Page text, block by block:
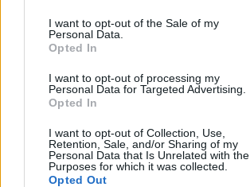
I want to opt-out of the Sale of my
Personal Data.
Opted In
I want to opt-out of processing my
Personal Data for Targeted Advertising.
Opted In
I want to opt-out of Collection, Use,
Retention, Sale, and/or Sharing of my
Personal Data that Is Unrelated with the
Purposes for which it was collected.
Opted Out